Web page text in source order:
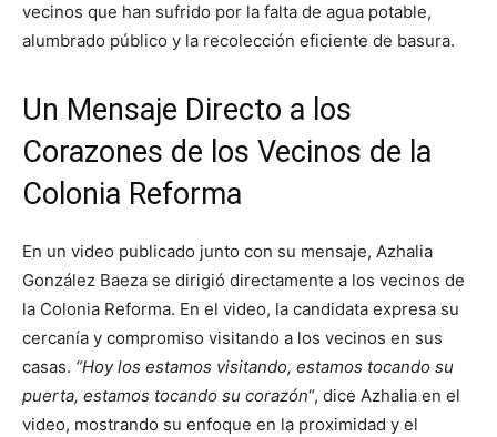
vecinos que han sufrido por la falta de agua potable,
alumbrado público y la recolección eficiente de basura.
Un Mensaje Directo a los
Corazones de los Vecinos de la
Colonia Reforma
En un video publicado junto con su mensaje, Azhalia
González Baeza se dirigió directamente a los vecinos de
la Colonia Reforma. En el video, la candidata expresa su
cercanía y compromiso visitando a los vecinos en sus
casas. “Hoy los estamos visitando, estamos tocando su
puerta, estamos tocando su corazón“, dice Azhalia en el
video, mostrando su enfoque en la proximidad y el